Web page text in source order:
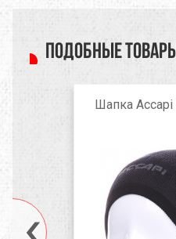
Подобные
Шапка Accapi
Solid